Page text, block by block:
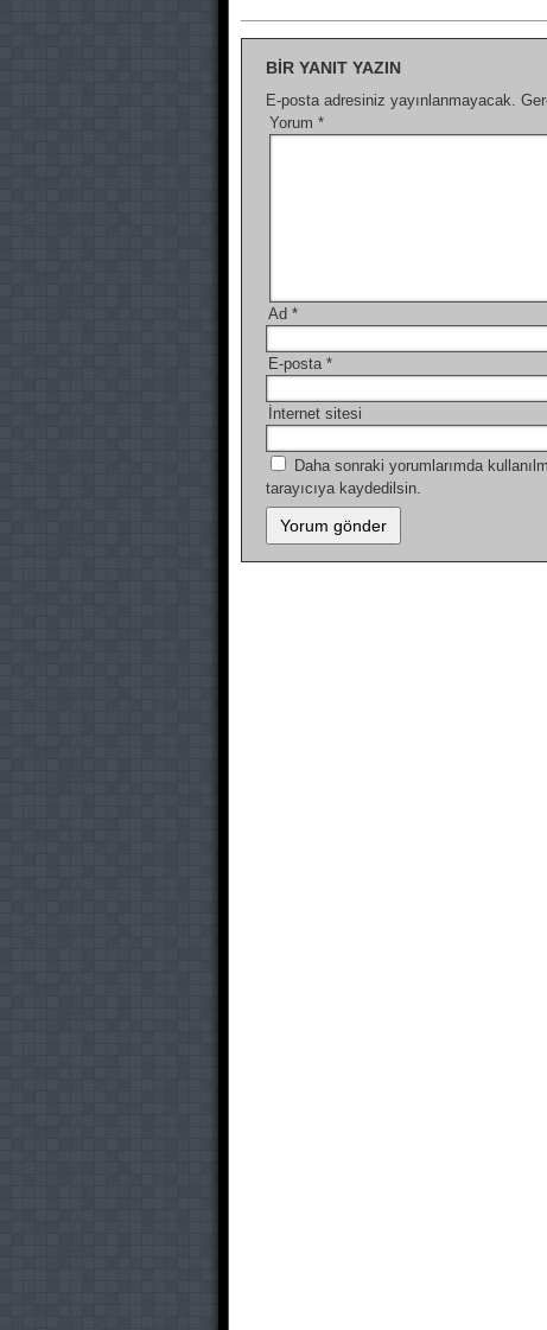
BIR YANIT YAZIN
E-posta adresiniz yayınlanmayacak.
Yorum *
Ad *
E-posta *
İnternet sitesi
Daha sonraki yorumlarımda
tarayıcıya kaydedilsin.